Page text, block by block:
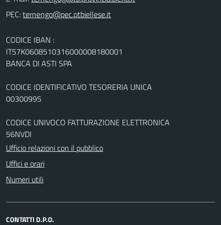
PEC:
CODICE IBAN :
IT57K0608510316000008180001
BANCA DI ASTI SPA
CODICE IDENTIFICATIVO TESORERIA UNICA
00300995
CODICE UNIVOCO FATTURAZIONE ELETTRONICA
56NVDI
Ufficio relazioni con il pubblico
Uffici e orari
Numeri utili
CONTATTI D.P.O.